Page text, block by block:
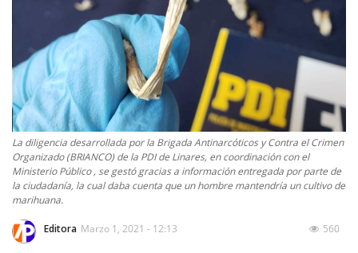
Espectáculos
La diligencia desarrollada por la Brigada Antinarcóticos y Contra el Crimen
Organizado (BRIANCO) de la PDI de Linares, en coordinación con el
Ministerio Público , se gestó gracias a información entregada por parte de
la ciudadanía, la cual daba cuenta que un hombre mantendría un cultivo de
marihuana.
Editora Marzo 1, 2021 - 12:13 560